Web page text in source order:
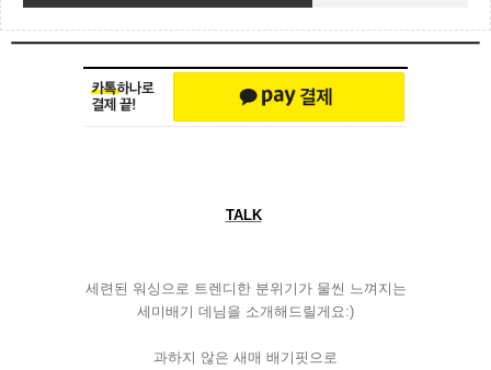
TALK
세련된 워싱으로 트렌디한 분위기가 물씬 느껴지는
세미배기 데님을 소개해드릴게요 :)
과하지 않은 새매 배기핏으로